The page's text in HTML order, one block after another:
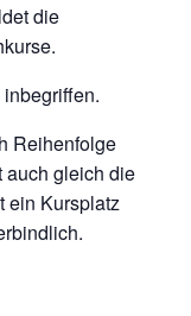
die
Reihenfolge
auch gleich die
ein Kursplatz